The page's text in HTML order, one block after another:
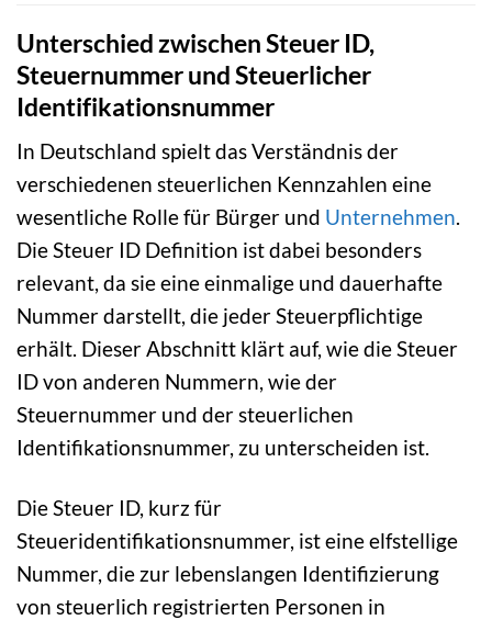
Unterschied zwischen Steuer ID,
Steuernummer und Steuerlicher
Identifikationsnummer
In Deutschland spielt das Verständnis der
verschiedenen steuerlichen Kennzahlen eine
wesentliche Rolle für Bürger und Unternehmen.
Die Steuer ID Definition ist dabei besonders
relevant, da sie eine einmalige und dauerhafte
Nummer darstellt, die jeder Steuerpflichtige
erhält. Dieser Abschnitt klärt auf, wie die Steuer
ID von anderen Nummern, wie der
Steuernummer und der steuerlichen
Identifikationsnummer, zu unterscheiden ist.
Die Steuer ID, kurz für
Steueridentifikationsnummer, ist eine elfstellige
Nummer, die zur lebenslangen Identifizierung
von steuerlich registrierten Personen in